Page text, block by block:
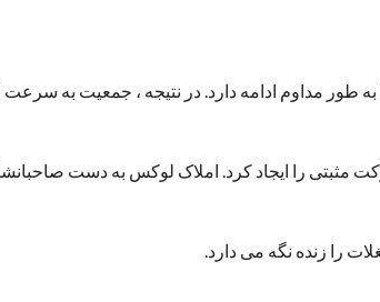
به طور مداوم ادامه دارد. در نتیجه ، جمعیت به
را ایجاد کرد. املاک لوکس به دست صاحبانشان
را زنده نگه می دارد.